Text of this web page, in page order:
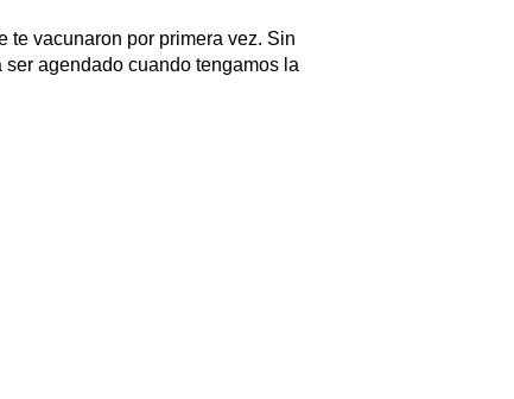
te vacunaron por primera vez. Sin
agendado cuando tengamos la